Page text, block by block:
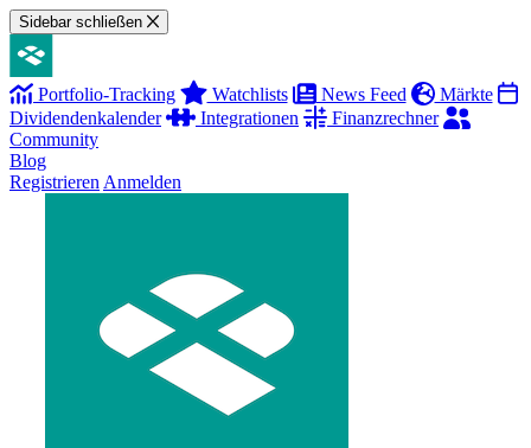
Sidebar schließen
Portfolio-Tracking Watchlists News Feed
Märkte
Dividendenkalender
Integrationen
Finanzrechner
Community
Blog
Registrieren Anmelden